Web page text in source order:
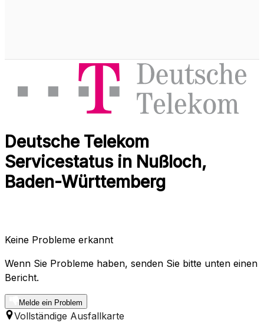
Deutsche Telekom
Servicestatus in Nußloch,
Baden-Württemberg
Keine Probleme erkannt
Wenn Sie Probleme haben, senden Sie bitte unten einen
Bericht.
Melde ein Problem
Vollständige Ausfallkarte